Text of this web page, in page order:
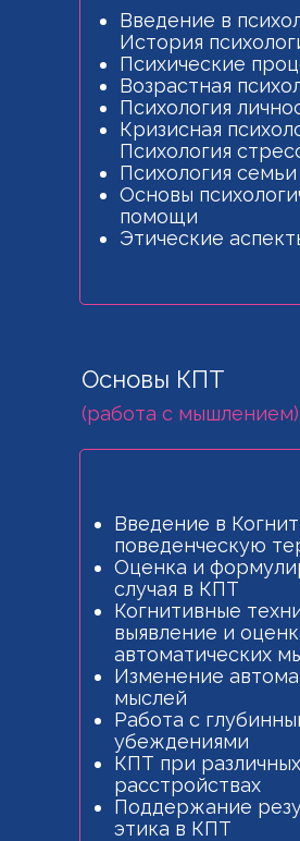
Введение в
История
Психические
Возрастная
Психология
Кризисная
Психология
Психология семьи
Основы
помощи
Этические
Основы КПТ
Введение в
поведенческую
Оценка и
случая в КПТ
Когнитивные
выявление и
автоматических
Изменение
мыслей
Работа с
убеждениями
КПТ при различных
расстройствах
Поддержание
этика в КПТ
(работа с мышлением)